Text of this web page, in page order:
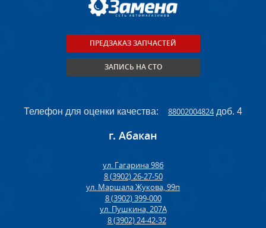
ПРЕДЗАКАЗ ЗАПЧАСТЕЙ
ЗАПИСЬ НА СТО
Телефон для оценки качества: 88002004824доб. 4
г. Абакан
ул. Гагарина 98б
8 (3902) 26-27-50
ул. Маршала Жукова, 99п
8 (3902) 399-000
ул. Пушкина, 207А
8 (3902) 24-42-32